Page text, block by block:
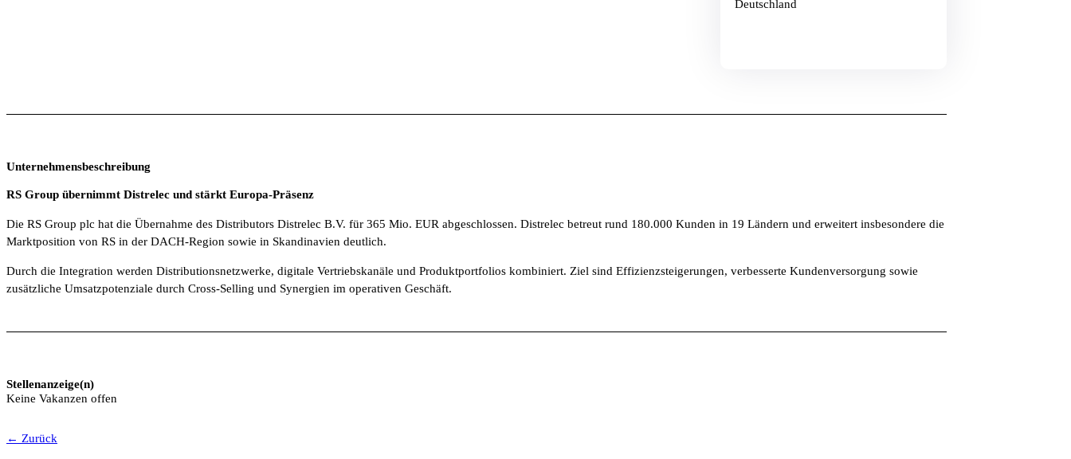
Deutschland
Unternehmensbeschreibung
RS Group übernimmt Distrelec und stärkt Europa-Präsenz
Die RS Group plc hat die Übernahme des Distributors Distrelec B.V. für 365 Mio. EUR abgeschlossen. Distrelec betreut rund 180.000 Kunden in 19 Ländern und erweitert insbesondere die
Marktposition von RS in der DACH-Region sowie in Skandinavien deutlich.
Durch die Integration werden Distributionsnetzwerke, digitale Vertriebskanäle und Produktportfolios kombiniert. Ziel sind Effizienzsteigerungen, verbesserte Kundenversorgung sowie
zusätzliche Umsatzpotenziale durch Cross-Selling und Synergien im operativen Geschäft.
Stellenanzeige(n)
Keine Vakanzen offen
← Zurück